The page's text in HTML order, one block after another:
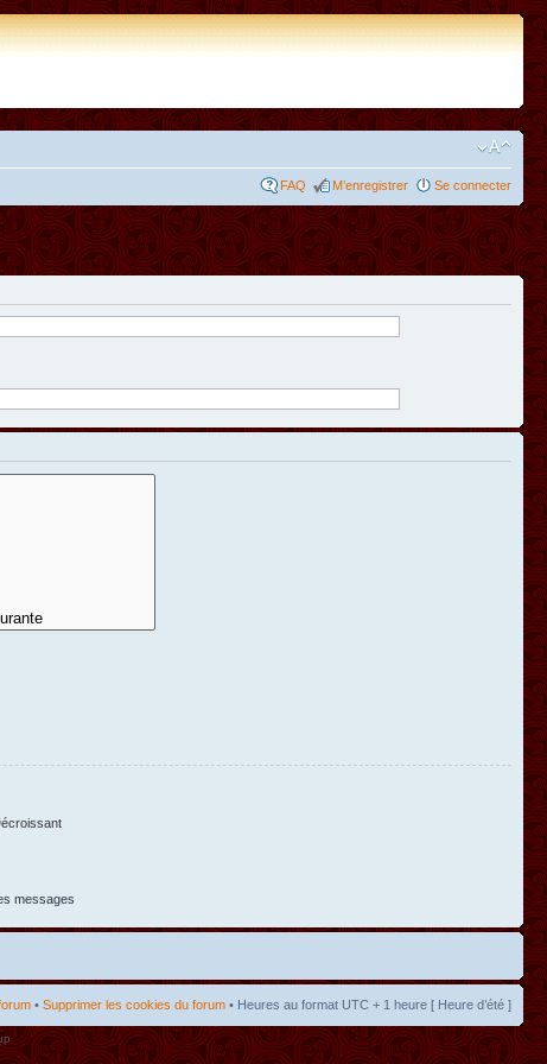
FAQ M’enregistrer Se connecter
messages
• Supprimer les cookies du forum • Heures au format UTC + 1 heure [ Heure d’été ]